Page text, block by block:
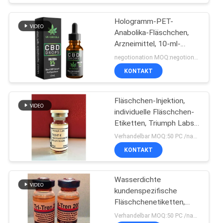
TRETEN
SIE
VERBINDUNG
NACHRICHTEN
FÄLLE
SITEMAP
PRIVACY
Aufkleber der
Phiolen-10mL
139
kundenspezifische
Phiolenaufkleber
111
Hologramm-PET-
Anabolika-Fläschchen,
Arzneimittel, 10-ml-
Fläschchenetiketten
KONTAKT
Fläschchen-Injektion,
individuelle Fläschchen-
Etiketten, Triumph Labs
Tren E-Etiketten, 6 x 3
cm
Verhandelbar MOQ:50 PC /name
KONTAKT
Wasserdichte
kundenspezifische
Fläschchenetiketten,
glänzende PVC-EtikettenVerhandelbar MOQ:50 PC /name